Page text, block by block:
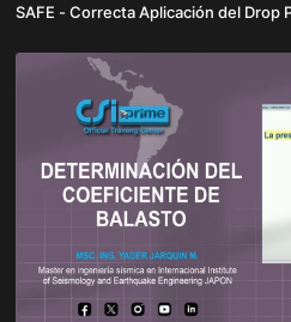
SAFE - Correcta Aplicación del Drop